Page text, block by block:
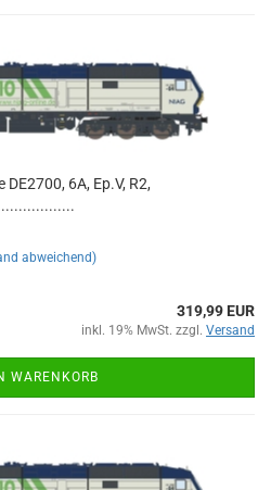
6A, Ep.V, R2,
abweichend)
319,99 EUR
inkl. 19% MwSt. zzgl. Versand
WARENKORB